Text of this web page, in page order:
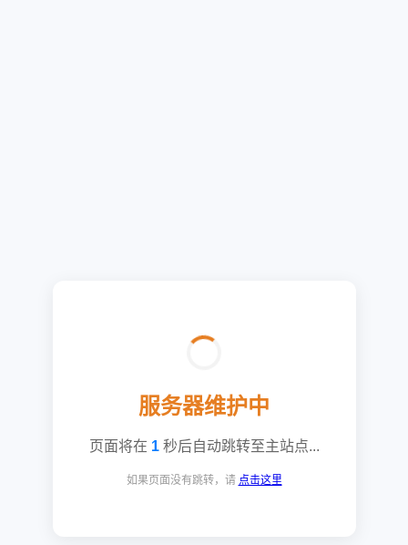
服务器维护中
页面将在 1秒后自动跳转至主站点...
如果页面没有跳转，请 点击这里